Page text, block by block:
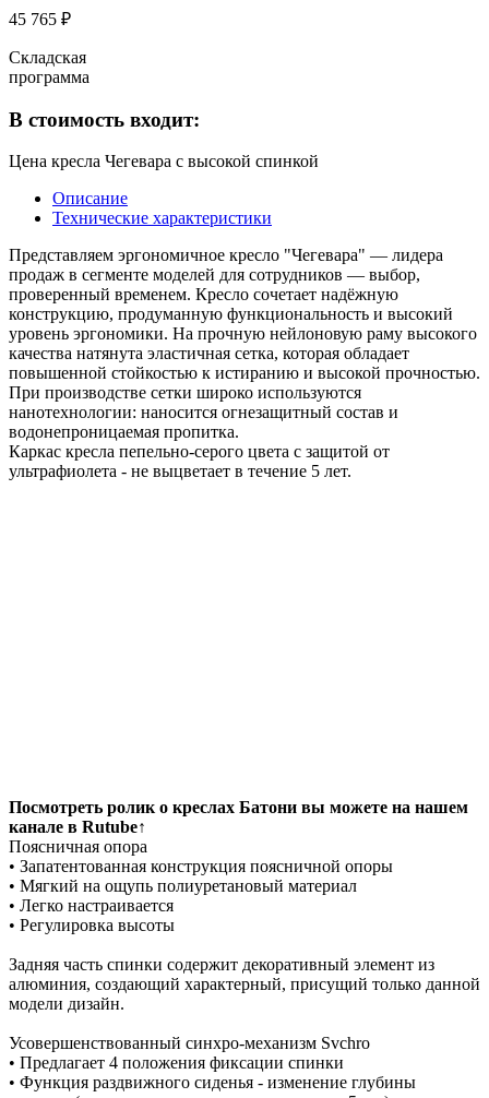
45 765 ₽
Складская
программа
В стоимость входит:
Цена кресла Чегевара с высокой спинкой
Описание
Технические характеристики
Представляем эргономичное кресло "Чегевара" — лидера
продаж в сегменте моделей для сотрудников — выбор,
проверенный временем. Кресло сочетает надёжную
конструкцию, продуманную функциональность и высокий
уровень эргономики. На прочную нейлоновую раму высокого
качества натянута эластичная сетка, которая обладает
повышенной стойкостью к истиранию и высокой прочностью.
При производстве сетки широко используются
нанотехнологии: наносится огнезащитный состав и
водонепроницаемая пропитка.
Каркас кресла пепельно-серого цвета с защитой от
ультрафиолета - не выцветает в течение 5 лет.
Посмотреть ролик о креслах Батони вы можете на нашем
канале в Rutube↑
Поясничная опора
• Запатентованная конструкция поясничной опоры
• Мягкий на ощупь полиуретановый материал
• Легко настраивается
• Регулировка высоты
Задняя часть спинки содержит декоративный элемент из
алюминия, создающий характерный, присущий только данной
модели дизайн.
Усовершенствованный синхро-механизм Svchro
• Предлагает 4 положения фиксации спинки
• Функция раздвижного сиденья - изменение глубины